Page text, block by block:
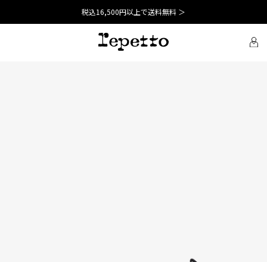
税込16,500円以上で送料無料 ＞